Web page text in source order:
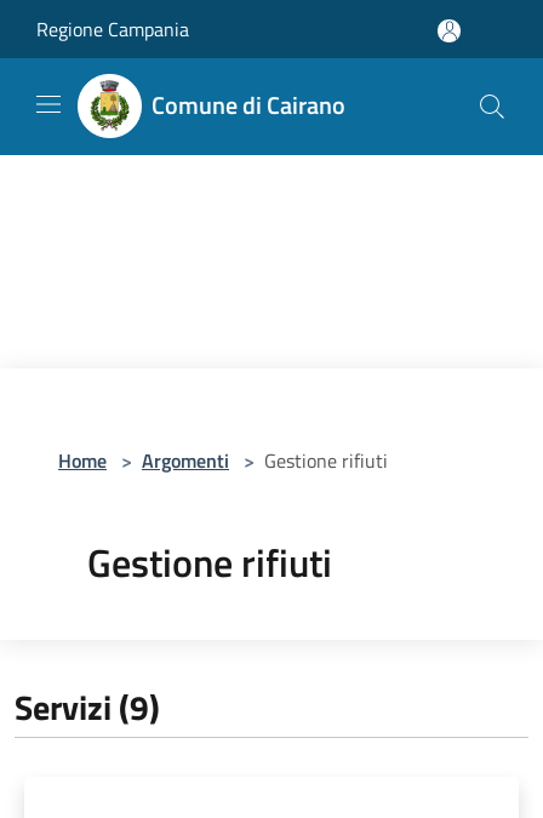
Regione Campania
Comune di Cairano
Home > Argomenti > Gestione rifiuti
Gestione rifiuti
Servizi (9)